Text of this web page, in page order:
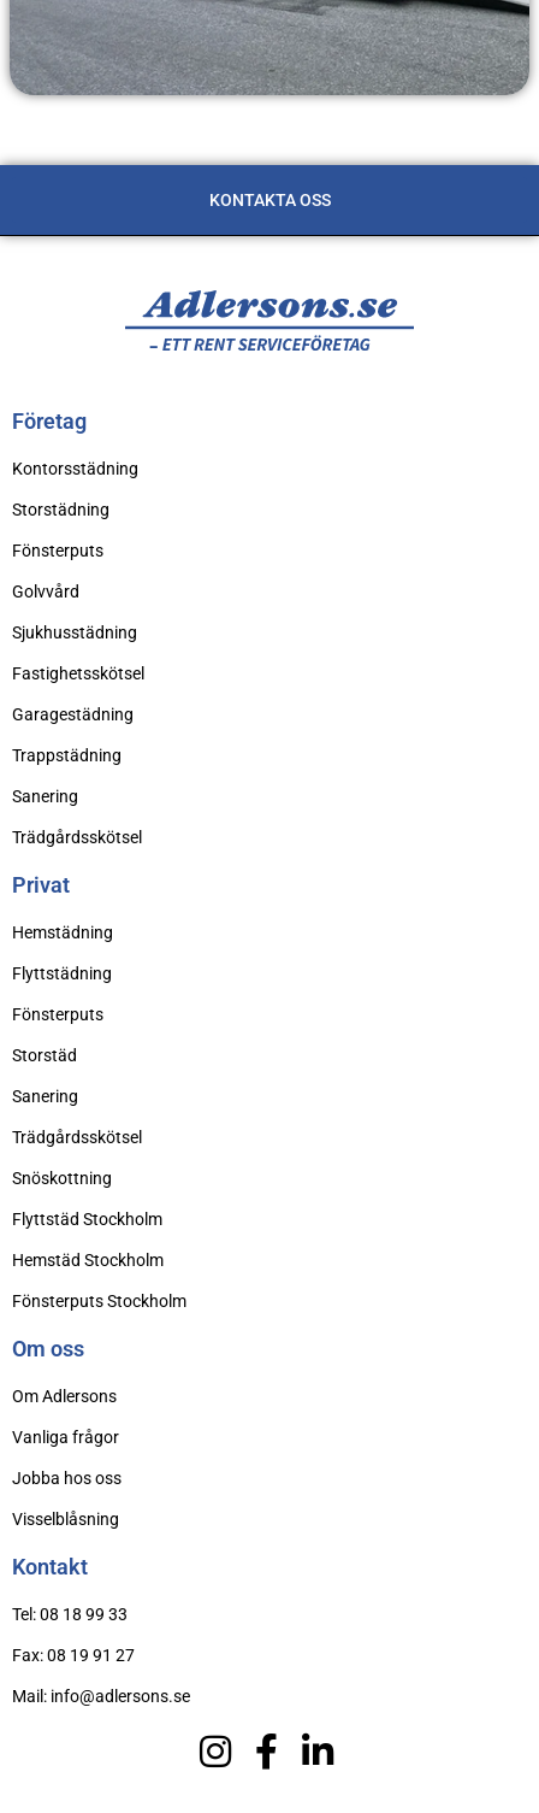
KONTAKTA OSS
Företag
Kontorsstädning
Storstädning
Fönsterputs
Golvvård
Sjukhusstädning
Fastighetsskötsel
Garagestädning
Trappstädning
Sanering
Trädgårdsskötsel
Privat
Hemstädning
Flyttstädning
Fönsterputs
Storstäd
Sanering
Trädgårdsskötsel
Snöskottning
Flyttstäd Stockholm
Hemstäd Stockholm
Fönsterputs Stockholm
Om oss
Om Adlersons
Vanliga frågor
Jobba hos oss
Visselblåsning
Kontakt
Tel: 08 18 99 33
Fax: 08 19 91 27
Mail: info@adlersons.se